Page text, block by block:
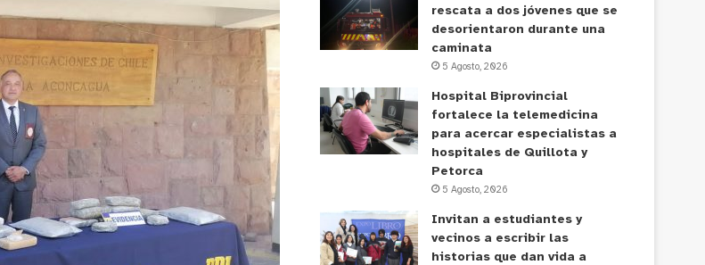
rescata a dos jóvenes que se
desorientaron durante una
caminata
5 Agosto, 2026
Hospital Biprovincial
fortalece la telemedicina
para acercar especialistas a
hospitales de Quillota y
Petorca
5 Agosto, 2026
Invitan a estudiantes y
vecinos a escribir las
historias que dan vida a